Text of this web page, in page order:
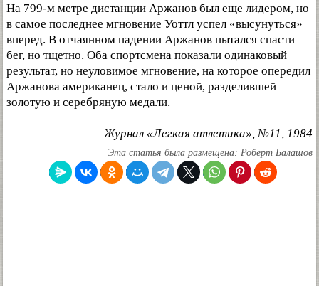
На 799-м метре дистанции Аржанов был еще лидером, но
в самое последнее мгновение Уоттл успел «высунуться»
вперед. В отчаянном падении Аржанов пытался спасти
бег, но тщетно. Оба спортсмена показали одинаковый
результат, но неуловимое мгновение, на которое опередил
Аржанова американец, стало и ценой, разделившей
золотую и серебряную медали.
Журнал «Легкая атлетика», №11, 1984
Эта статья была размещена: Роберт Балашов